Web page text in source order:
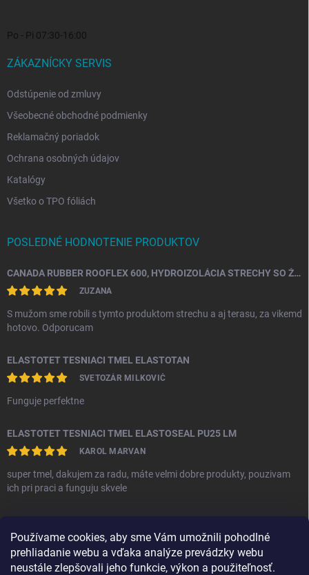
Používame cookies, aby sme Vám umožnili pohodlné
prehliadanie webu a vďaka analýze prevádzky webu
neustále zlepšovali jeho funkcie, výkon a použiteľnosť.
Po - Pi 07:30-16:00
ZÁKAZNÍCKY SERVIS
Odstúpenie od zmluvy
Všeobecné obchodné podmienky
Reklamačný poriadok
Ochrana osobných údajov
Katalógy
Všetko o TPO fóliách
POSLEDNÉ HODNOTENIE PRODUKTOV
CANADA RUBBER ROOFLEX 600, HYDROIZOLÁCIA STRECHY SO ŽIVOTNOSŤOU AŽ 25 ROKOV
ZUZANA
S mužom sme robili s tymto produktom strechu a aj terasu, za vikemd
hotovo. Odporucam
ELASTOTET TESNIACI TMEL ELASTOTAN
SVETOZÁR MILKOVIČ
Funguje perfektne
ELASTOTET TESNIACI TMEL ELASTOSEAL PU25 LM
KAROL MARVAN
super tmel, dakujem za radu, máte velmi dobre produkty, pouzivam
ich pri praci a funguju skvele
PRIJÍMAME ONLINE PLATBY